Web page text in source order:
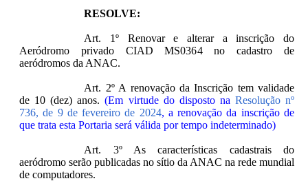
RESOLVE:
Art. 1º Renovar e alterar a inscrição do
Aeródromo privado CIAD MS0364 no cadastro de
aeródromos da ANAC.
Art. 2º A renovação da Inscrição tem validade
de 10 (dez) anos.(Em virtude do disposto na Resolução nº
736, de 9 de fevereiro de 2024, a renovação da inscrição de
que trata esta Portaria será válida por tempo indeterminado)
Art. 3º As características cadastrais do
aeródromo serão publicadas no sítio da ANAC na rede mundial
de computadores.